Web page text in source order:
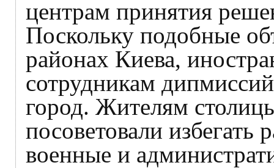
центрам принятия
Поскольку подобные
районах Киева,
сотрудникам
город. Жителям
посоветовали избегать
военные и